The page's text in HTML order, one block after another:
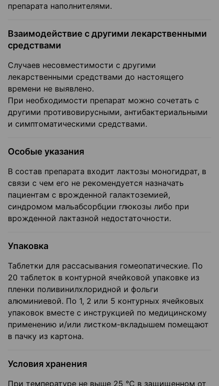
препарата наполнителями.
Взаимодействие с другими лекарственными
средствами
Случаев несовместимости с другими
лекарственными средствами до настоящего
времени не выявлено.
При необходимости препарат можно сочетать с
другими противовирусными, антибактериальными
и симптоматическими средствами.
Особые указания
В состав препарата входит лактозы моногидрат, в
связи с чем его не рекомендуется назначать
пациентам с врожденной галактоземией,
синдромом мальабсорбции глюкозы либо при
врожденной лактазной недостаточности.
Упаковка
Таблетки для рассасывания гомеопатические. По
20 таблеток в контурной ячейковой упаковке из
пленки поливинилхлоридной и фольги
алюминиевой. По 1, 2 или 5 контурных ячейковых
упаковок вместе с инструкцией по медицинскому
применению и/или листком-вкладышем помещают
в пачку из картона.
Условия хранения
При температуре не выше 25 °C в защищенном от